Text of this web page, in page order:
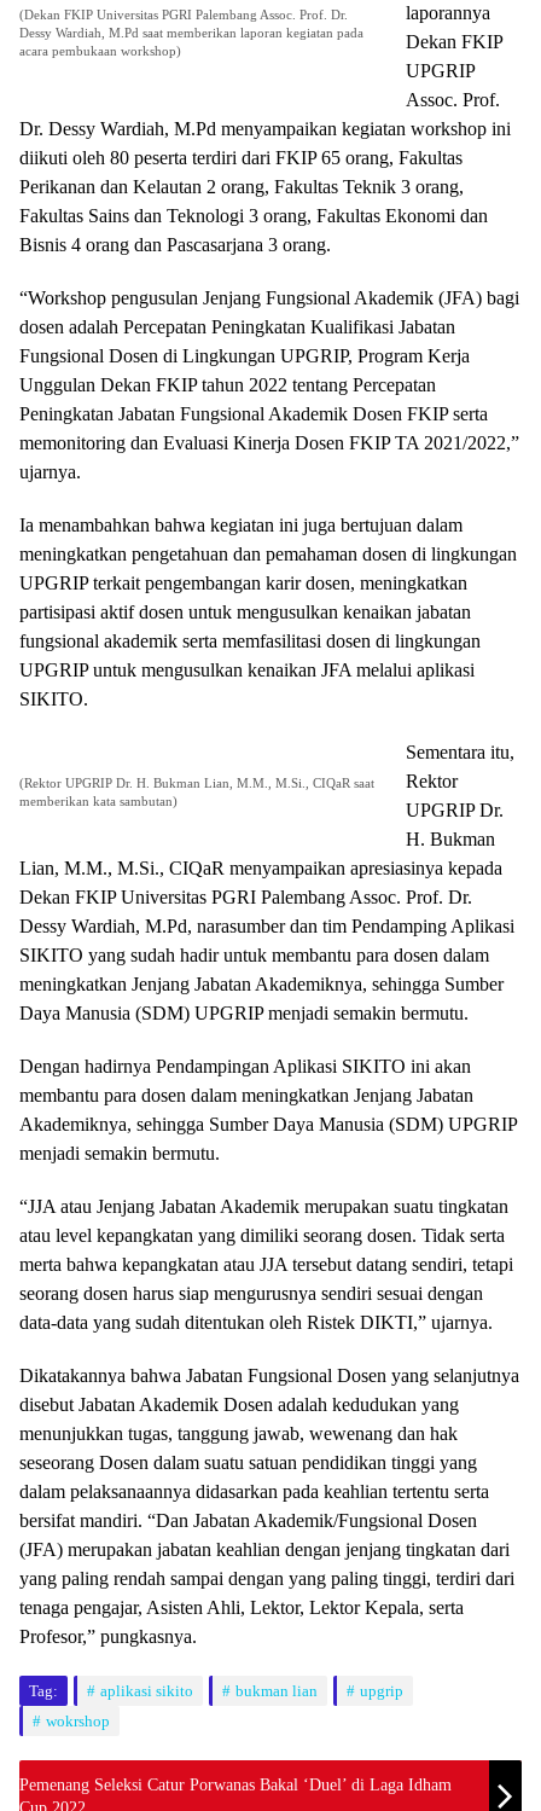
(Dekan FKIP Universitas PGRI Palembang Assoc. Prof. Dr.
Dessy Wardiah, M.Pd saat memberikan laporan kegiatan pada
acara pembukaan workshop)
laporannya
Dekan FKIP
UPGRIP
Assoc. Prof.
Dr. Dessy Wardiah, M.Pd menyampaikan kegiatan workshop ini
diikuti oleh 80 peserta terdiri dari FKIP 65 orang, Fakultas
Perikanan dan Kelautan 2 orang, Fakultas Teknik 3 orang,
Fakultas Sains dan Teknologi 3 orang, Fakultas Ekonomi dan
Bisnis 4 orang dan Pascasarjana 3 orang.
“Workshop pengusulan Jenjang Fungsional Akademik (JFA) bagi
dosen adalah Percepatan Peningkatan Kualifikasi Jabatan
Fungsional Dosen di Lingkungan UPGRIP, Program Kerja
Unggulan Dekan FKIP tahun 2022 tentang Percepatan
Peningkatan Jabatan Fungsional Akademik Dosen FKIP serta
memonitoring dan Evaluasi Kinerja Dosen FKIP TA 2021/2022,”
ujarnya.
Ia menambahkan bahwa kegiatan ini juga bertujuan dalam
meningkatkan pengetahuan dan pemahaman dosen di lingkungan
UPGRIP terkait pengembangan karir dosen, meningkatkan
partisipasi aktif dosen untuk mengusulkan kenaikan jabatan
fungsional akademik serta memfasilitasi dosen di lingkungan
UPGRIP untuk mengusulkan kenaikan JFA melalui aplikasi
SIKITO.
(Rektor UPGRIP Dr. H. Bukman Lian, M.M., M.Si., CIQaR saat
memberikan kata sambutan)
Sementara itu,
Rektor
UPGRIP Dr.
H. Bukman
Lian, M.M., M.Si., CIQaR menyampaikan apresiasinya kepada
Dekan FKIP Universitas PGRI Palembang Assoc. Prof. Dr.
Dessy Wardiah, M.Pd, narasumber dan tim Pendamping Aplikasi
SIKITO yang sudah hadir untuk membantu para dosen dalam
meningkatkan Jenjang Jabatan Akademiknya, sehingga Sumber
Daya Manusia (SDM) UPGRIP menjadi semakin bermutu.
Dengan hadirnya Pendampingan Aplikasi SIKITO ini akan
membantu para dosen dalam meningkatkan Jenjang Jabatan
Akademiknya, sehingga Sumber Daya Manusia (SDM) UPGRIP
menjadi semakin bermutu.
“JJA atau Jenjang Jabatan Akademik merupakan suatu tingkatan
atau level kepangkatan yang dimiliki seorang dosen. Tidak serta
merta bahwa kepangkatan atau JJA tersebut datang sendiri, tetapi
seorang dosen harus siap mengurusnya sendiri sesuai dengan
data-data yang sudah ditentukan oleh Ristek DIKTI,” ujarnya.
Dikatakannya bahwa Jabatan Fungsional Dosen yang selanjutnya
disebut Jabatan Akademik Dosen adalah kedudukan yang
menunjukkan tugas, tanggung jawab, wewenang dan hak
seseorang Dosen dalam suatu satuan pendidikan tinggi yang
dalam pelaksanaannya didasarkan pada keahlian tertentu serta
bersifat mandiri. “Dan Jabatan Akademik/Fungsional Dosen
(JFA) merupakan jabatan keahlian dengan jenjang tingkatan dari
yang paling rendah sampai dengan yang paling tinggi, terdiri dari
tenaga pengajar, Asisten Ahli, Lektor, Lektor Kepala, serta
Profesor,” pungkasnya.
Tag: aplikasi sikito bukman lian
upgrip
wokrshop
Pemenang Seleksi Catur Porwanas Bakal ‘Duel’ di Laga Idham